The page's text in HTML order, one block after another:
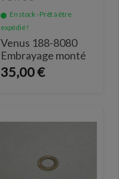
En stock - Prêt à être
expédié !
Venus 188-8080
Embrayage monté
35,00 €